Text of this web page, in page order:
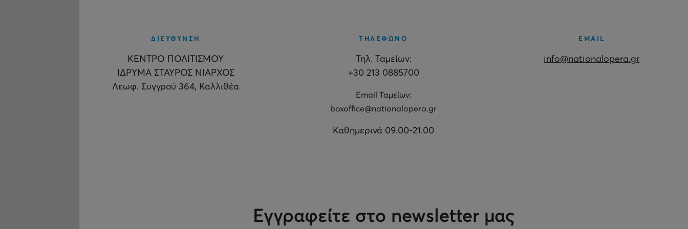
ΔΙΕΥΘΥΝΣΗ
ΚΕΝΤΡΟ ΠΟΛΙΤΙΣΜΟΥ
ΙΔΡΥΜΑ ΣΤΑΥΡΟΣ ΝΙΑΡΧΟΣ
Λεωφ. Συγγρού 364, Καλλιθέα
ΤΗΛΕΦΩΝΟ
Τηλ. Ταμείων:
+30 213 0885700
Εmail Ταμείων:
boxoffice@nationalopera.gr
Καθημερινά 09.00-21.00
EMAIL
info@nationalopera.gr
Εγγραφείτε στο newsletter μας